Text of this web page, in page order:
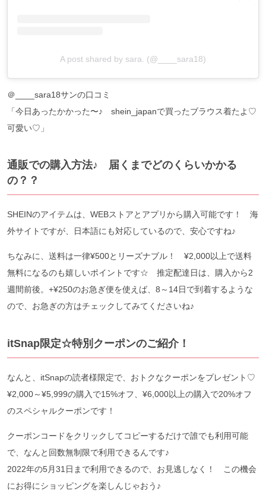
A post shared by sara. (@____sara18)
＠____sara18サンの口コミ
「今日あったかかった〜♪ shein_japanで買ったブラウス着たよ♡
可愛い♡」
通販での購入方法♪ 届くまでどのくらいかかる
の？？
SHEINのアイテムは、WEBストアとアプリから購入可能です！ 海
外サイトですが、日本語にも対応しているので、安心ですね♪
ちなみに、送料は一律¥500とリーズナブル！ ¥2,000以上で送料
無料になるのも嬉しいポイントです☆ 推定配達日は、購入から2
週間前後。+¥250のお急ぎ便を使えば、8～14日で到着するような
ので、お急ぎの方はチェックしてみてくださいね♪
itSnap限定☆特別クーポンのご紹介！
なんと、itSnapの読者様限定で、おトクなクーポンをプレゼント♡
¥2,000～¥5,999の購入で15%オフ、¥6,000以上の購入で20%オフ
のスペシャルクーポンです！
クーポンコードをクリックしてコピーするだけで誰でも利用可能
で、なんと回数無制限で利用できるんです♪
2022年の5月31日まで利用できるので、お見逃しなく！ この機会
にお得にショッピングを楽しんじゃおう♪